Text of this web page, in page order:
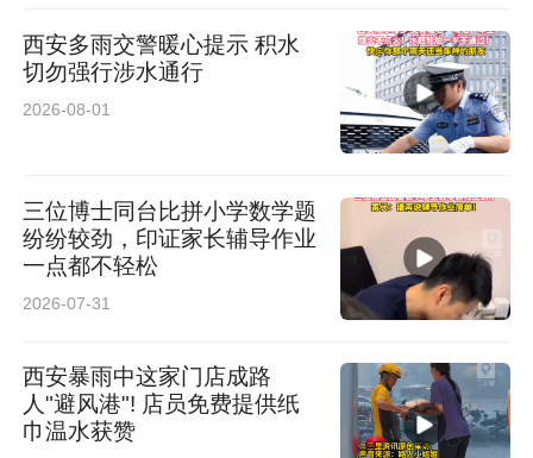
西安多雨交警暖心提示 积水
切勿强行涉水通行
2026-08-01
三位博士同台比拼小学数学题
纷纷较劲，印证家长辅导作业
一点都不轻松
2026-07-31
西安暴雨中这家门店成路
人"避风港"! 店员免费提供纸
巾温水获赞